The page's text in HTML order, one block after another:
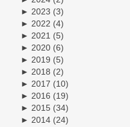
► 2023 (3)
► 2022 (4)
► 2021 (5)
► 2020 (6)
► 2019 (5)
► 2018 (2)
► 2017 (10)
► 2016 (19)
► 2015 (34)
► 2014 (24)